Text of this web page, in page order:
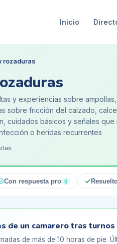
Inicio
rozaduras
y experiencias sobre
sobre fricción del calzado,
cuidados básicos y señales
o heridas recurrentes
Con respuesta pro 0
de más de 10 horas de pie.